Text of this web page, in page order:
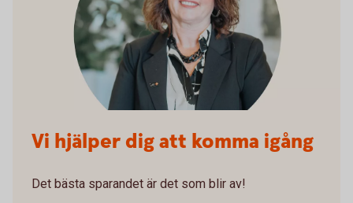
Vi hjälper dig att komma igång
Det bästa sparandet är det som blir av!